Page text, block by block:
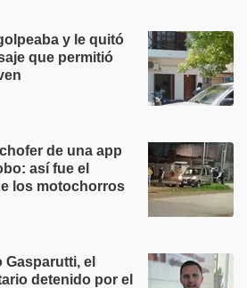
y le quitó
que permitió
de una app
así fue el
los motochorros
Gasparutti, el
detenido por el